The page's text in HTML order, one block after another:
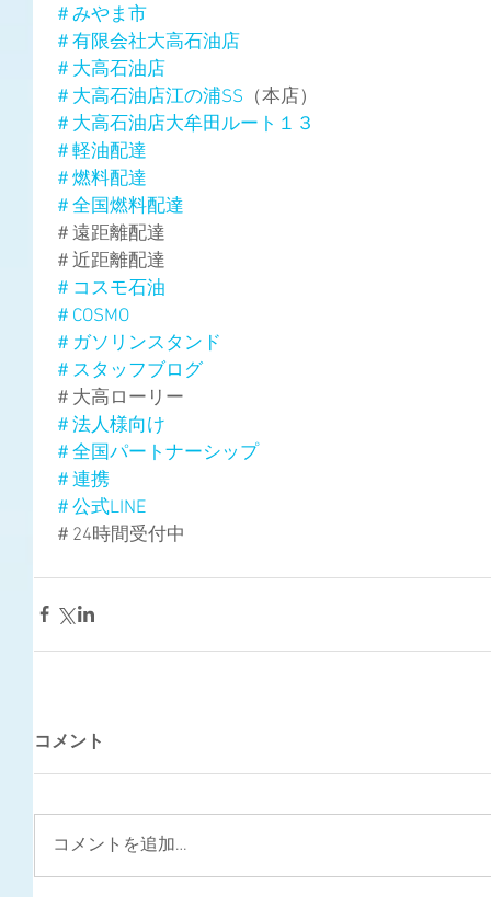
＃みやま市
＃有限会社大高石油店
＃大高石油店
＃大高石油店江の浦SS （本店）
＃大高石油店大牟田ルート１３
＃軽油配達
＃燃料配達
＃全国燃料配達
＃遠距離配達
＃近距離配達
＃コスモ石油
＃COSMO
＃ガソリンスタンド
＃スタッフブログ
＃大高ローリー
＃法人様向け
＃全国パートナーシップ
＃連携
＃公式LINE
＃24時間受付中
コメント
コメントを追加…